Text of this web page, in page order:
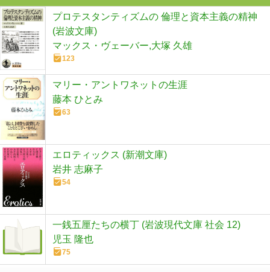
プロテスタンティズムの 倫理と資本主義の精神
(岩波文庫)
マックス・ヴェーバー,大塚 久雄
123
マリー・アントワネットの生涯
藤本 ひとみ
63
エロティックス (新潮文庫)
岩井 志麻子
54
一銭五厘たちの横丁 (岩波現代文庫 社会 12)
児玉 隆也
75